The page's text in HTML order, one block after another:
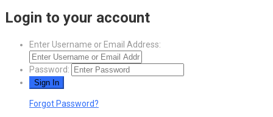
Login to your account
Enter Username or Email Address:
Password:
Forgot Password?